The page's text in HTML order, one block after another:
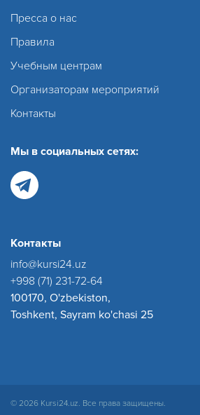
Пресса о нас
Правила
Учебным центрам
Организаторам мероприятий
Контакты
Мы в социальных сетях:
Контакты
info@kursi24.uz
+998 (71) 231-72-64
100170, O'zbekiston,
Toshkent, Sayram ko'chasi 25
© 2026 Kursi24.uz. Все права защищены.